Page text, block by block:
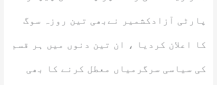
پارٹی آزادکشمیر نےبھی تین روزہ سوگ
کا اعلان کردیا ، ان تین دنوں میں ہر قسم
کی سیاسی سرگرمیاں معطل کرنے کا بھی